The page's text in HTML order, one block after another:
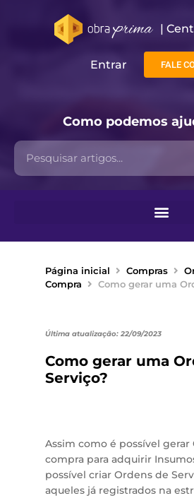
|
Entrar FALE
Como podemos
Página inicial Compras
Compra
Como gerar uma
Última atualização: 22/09/2023
Como gerar uma
Serviço?
Assim como é possível gerar
compra para adquirir
possível criar Ordens de
aqueles já registrados na